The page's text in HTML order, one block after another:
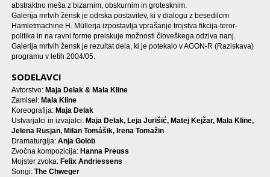
abstraktno meša z bizarnim, obskurnim in grotesknim.
Galerija mrtvih žensk je odrska postavitev, ki v dialogu z besedilom
Hamletmachine H. Müllerja izpostavlja vprašanje trojstva fikcija-teror-
politika in na ravni forme preiskuje možnosti človeškega odziva nanj.
Galerija mrtvih žensk je rezultat dela, ki je potekalo v AGON-R (Raziskava)
programu v letih 2004/05.
SODELAVCI
Avtorstvo: Maja Delak & Mala Kline
Zamisel: Mala Kline
Koreografija: Maja Delak
Ustvarjalci in izvajalci: Maja Delak, Leja Jurišić, Matej Kejžar, Mala Kline,
Jelena Rusjan, Milan Tomášik, Irena Tomažin
Dramaturgija: Anja Golob
Zvočna kompozicija: Hanna Preuss
Mojster zvoka: Felix Andriessens
Songi: The Chweger